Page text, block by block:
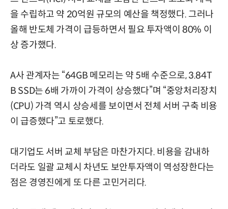
을 수립하고 약 20억원 규모의 예산을 책정했다. 그러나
올해 반도체 가격이 급등하면서 필요 투자액이 80% 이
상 증가했다.
A사 관계자는 “64GB 메모리는 약 5배 수준으로, 3.84T
B SSD는 6배 가까이 가격이 상승했다”며 “중앙처리장치
(CPU) 가격 역시 상승세를 보이면서 전체 서버 구축 비용
이 급증했다”고 토로했다.
대기업도 서버 교체 부담은 마찬가지다. 비용을 감내하
더라도 일괄 교체시 차년도 보안투자액이 역성장한다는
점은 경영진에게 또 다른 고민거리다.